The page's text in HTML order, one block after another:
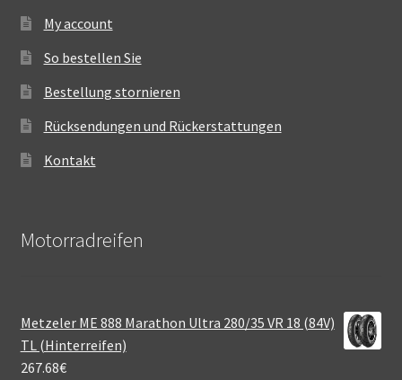
My account
So bestellen Sie
Bestellung stornieren
Rücksendungen und Rückerstattungen
Kontakt
Motorradreifen
Metzeler ME 888 Marathon Ultra 280/35 VR 18 (84V)
TL (Hinterreifen)
267.68€